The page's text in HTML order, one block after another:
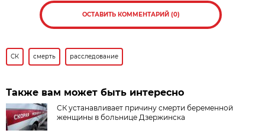
ОСТАВИТЬ КОММЕНТАРИЙ (0)
СК смерть расследование
Также вам может быть интересно
СК устанавливает причину смерти беременной
женщины в больнице Дзержинска